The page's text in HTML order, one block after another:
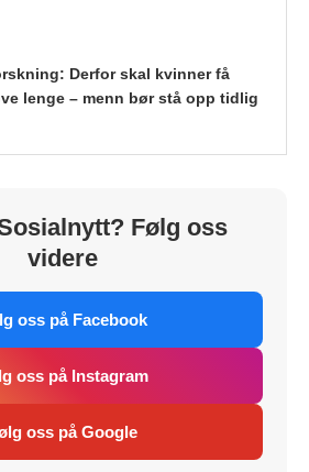
Derfor skal kvinner få
lenge – menn bør stå opp tidlig
Følg oss
videre
oss på Facebook
oss på Instagram
oss på Google